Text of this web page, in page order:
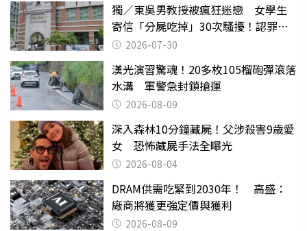
獨／東吳男教授被瘋狂迷戀 女學生
寄信「分屍吃掉」30次騷擾！認罪免
關 2026-07-30
漢光演習驚魂！20多枚105榴砲彈滾落
水溝 軍警急封鎖搶運
2026-08-09
深入森林10分鐘藏屍！父涉殺害9歲愛
女 恐怖藏屍手法全曝光
2026-08-04
DRAM供需吃緊到2030年！ 高盛：
廠商將獲更強定價與獲利
2026-08-09